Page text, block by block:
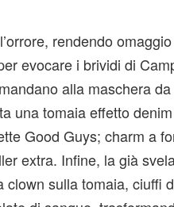
rendendo
evocare i brividi di
alla maschera
una tomaia effetto
Good Guys; charm a
extra. Infine, la già
sulla tomaia, ciuffi